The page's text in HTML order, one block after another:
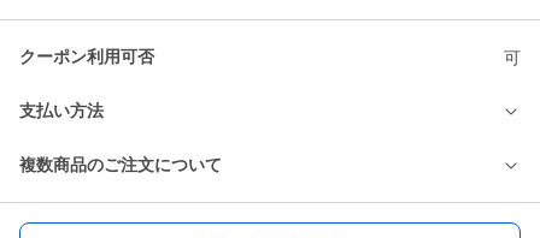
クーポン利用可否 可
支払い方法
複数商品のご注文について